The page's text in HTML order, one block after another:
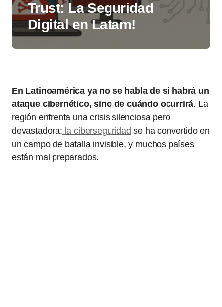
Trust: La Seguridad
Digital en Latam!
En Latinoamérica ya no se habla de si habrá un
ataque cibernético, sino de cuándo ocurrirá. La
región enfrenta una crisis silenciosa pero
devastadora: la ciberseguridad se ha convertido en
un campo de batalla invisible, y muchos países
están mal preparados.